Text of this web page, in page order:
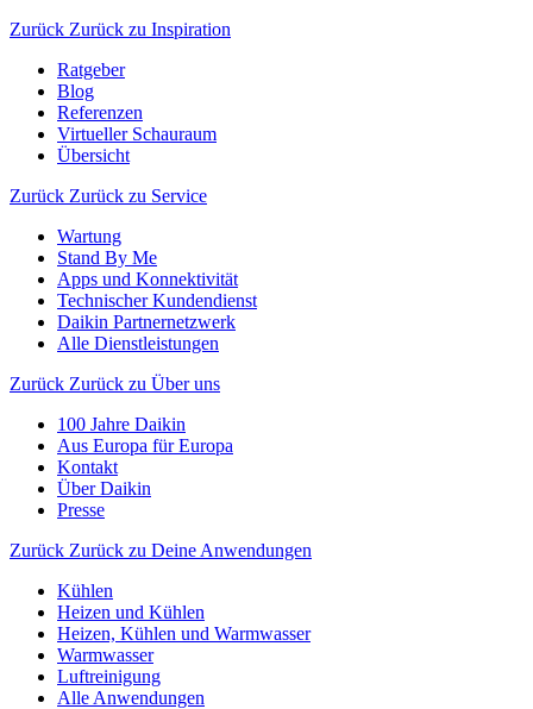
Zurück Zurück zu Inspiration
Ratgeber
Blog
Referenzen
Virtueller Schauraum
Übersicht
Zurück Zurück zu Service
Wartung
Stand By Me
Apps und Konnektivität
Technischer Kundendienst
Daikin Partnernetzwerk
Alle Dienstleistungen
Zurück Zurück zu Über uns
100 Jahre Daikin
Aus Europa für Europa
Kontakt
Über Daikin
Presse
Zurück Zurück zu Deine Anwendungen
Kühlen
Heizen und Kühlen
Heizen, Kühlen und Warmwasser
Warmwasser
Luftreinigung
Alle Anwendungen